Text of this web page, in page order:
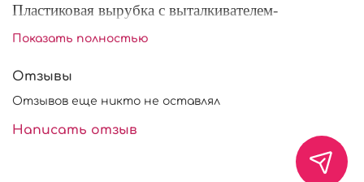
Пластиковая вырубка с выталкивателем-
применяется для изготовления съедобных
сахарной мастики. При работе с мастикой
сахарную пудру.
Показать полностью
Отзывы
Отзывов еще никто не оставлял
Написать отзыв